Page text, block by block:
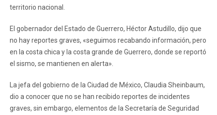
territorio nacional.
El gobernador del Estado de Guerrero, Héctor Astudillo, dijo que
no hay reportes graves, «seguimos recabando información, pero
en la costa chica y la costa grande de Guerrero, donde se reportó
el sismo, se mantienen en alerta».
La jefa del gobierno de la Ciudad de México, Claudia Sheinbaum,
dio a conocer que no se han recibido reportes de incidentes
graves, sin embargo, elementos de la Secretaría de Seguridad